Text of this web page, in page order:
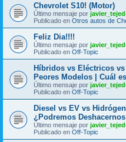
Chevrolet S10! (Motor)
Último mensaje por
Publicado en Otros autos de
Feliz Dia!!!!
Último mensaje por
Publicado en Off-Topic
Híbridos vs Eléctricos
Peores Modelos | Cuál
Último mensaje por
Publicado en Off-Topic
Diesel vs EV vs
¿Podremos
Último mensaje por
Publicado en Off-Topic